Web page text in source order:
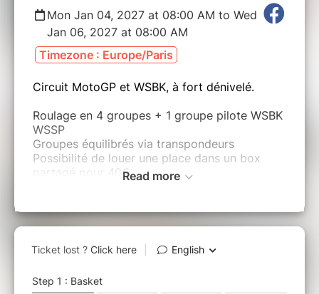
Mon Jan 04, 2027 at 08:00 AM to Wed
Jan 06, 2027 at 08:00 AM
Timezone : Europe/Paris
Circuit MotoGP et WSBK, à fort dénivelé.
Roulage en 4 groupes + 1 groupe pilote WSBK
WSSP
Groupes équilibrés via transpondeurs
Possibilité de louer une place dans un box
partagé pour 40€
Service assistance mécanique / Vente de
pneus.
Possibilité location de moto
Hôtels à proximité immédiate du circuit
nuit
Read more